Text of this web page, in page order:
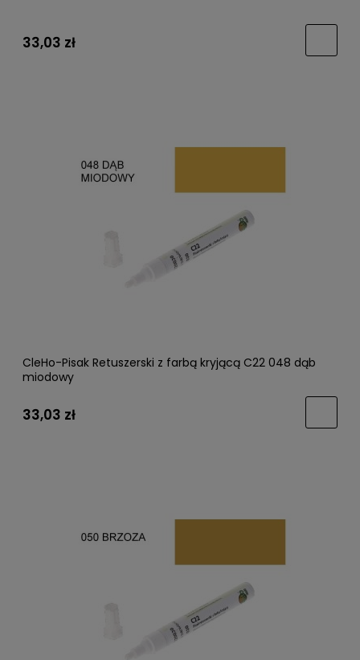
33,03 zł
CleHo-Pisak Retuszerski z farbą kryjącą C22 048 dąb
miodowy
33,03 zł